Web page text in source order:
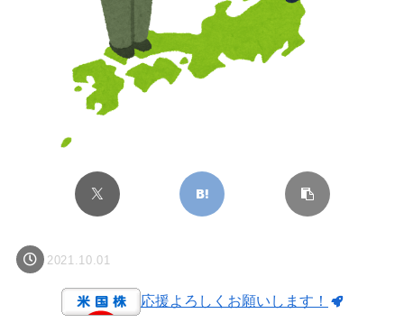
2021.10.01
応援よろしくお願いします！